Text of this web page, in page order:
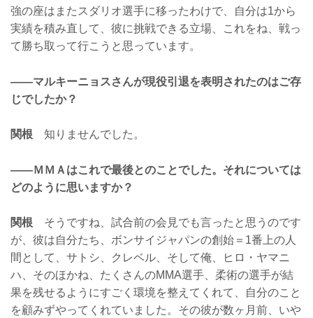
強の座はまたスダリオ選手に移ったわけで、自分は1から
実績を積み直して、彼に挑戦できる立場、これをね、戦っ
て勝ち取って行こうと思っています。
——マルキーニョスさんが現役引退を表明されたのはご存
じでしたか？
関根 知りませんでした。
——ＭＭＡはこれで最後とのことでした。それについては
どのように思いますか？
関根 そうですね、試合前の会見でも言ったと思うのです
が、彼は自分たち、ボンサイジャパンの創始＝1番上の人
間として、サトシ、クレベル、そして俺、ヒロ・ヤマニ
ハ、そのほかね、たくさんのMMA選手、柔術の選手が結
果を残せるようにすごく環境を整えてくれて、自分のこと
を顧みずやってくれていました。その彼が数ヶ月前、いや